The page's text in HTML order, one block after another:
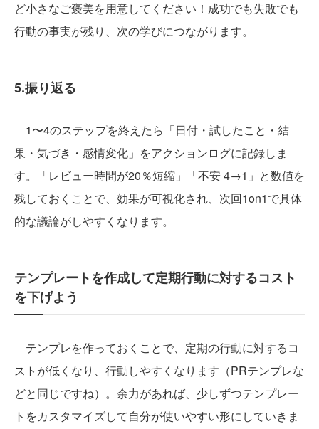
ど小さなご褒美を用意してください！成功でも失敗でも
行動の事実が残り、次の学びにつながります。
5.振り返る
1〜4のステップを終えたら「日付・試したこと・結
果・気づき・感情変化」をアクションログに記録しま
す。「レビュー時間が20％短縮」「不安 4→1」と数値を
残しておくことで、効果が可視化され、次回1on1で具体
的な議論がしやすくなります。
テンプレートを作成して定期行動に対するコスト
を下げよう
テンプレを作っておくことで、定期の行動に対するコ
ストが低くなり、行動しやすくなります（PRテンプレな
どと同じですね）。余力があれば、少しずつテンプレー
トをカスタマイズして自分が使いやすい形にしていきま